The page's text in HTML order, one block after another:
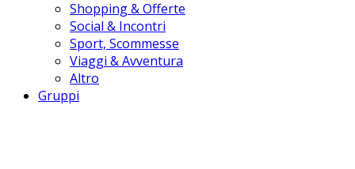
Shopping & Offerte
Social & Incontri
Sport, Scommesse
Viaggi & Avventura
Altro
Gruppi